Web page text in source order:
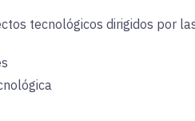
tecnológicos dirigidos por